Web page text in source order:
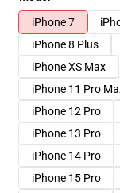
iPhone 7
iPhone 8 Plus
iPhone XS Max
iPhone 11 Pro
iPhone 12 Pro
iPhone 13 Pro
iPhone 14 Pro
iPhone 15 Pro